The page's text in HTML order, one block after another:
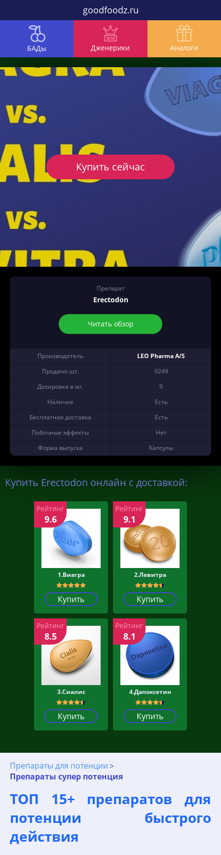
goodfoodz.ru
БАДы Дженерики Аналоги
Препарат
Erectodon
Читать обзор
Производитель
LEO Pharma A/S
Продано шт.
9249
Дозировка в мг.
9
Наличие
Есть
Бесплатная доставка
Есть
Побочные эффекты
Нет
Форма выпуска
Капсулы
Купить сейчас
Купить Erectodon онлайн с доставкой:
1.Виагра
Купить
Рейтинг
9.6
2.Левитра
Купить
Рейтинг
9.1
3.Сиалис
Купить
Рейтинг
8.5
4.Дапоксетин
Купить
Рейтинг
8.1
Препараты для потенции
Препараты супер потенция
ТОП 15+ препаратов для
потенции быстрого
действия